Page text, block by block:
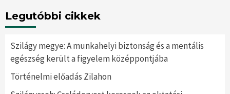
Legutóbbi cikkek
Szilágy megye: A munkahelyi biztonság és a mentális
egészség került a figyelem középpontjába
Történelmi előadás Zilahon